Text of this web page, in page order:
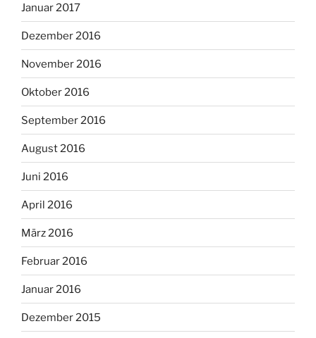
Januar 2017
Dezember 2016
November 2016
Oktober 2016
September 2016
August 2016
Juni 2016
April 2016
März 2016
Februar 2016
Januar 2016
Dezember 2015